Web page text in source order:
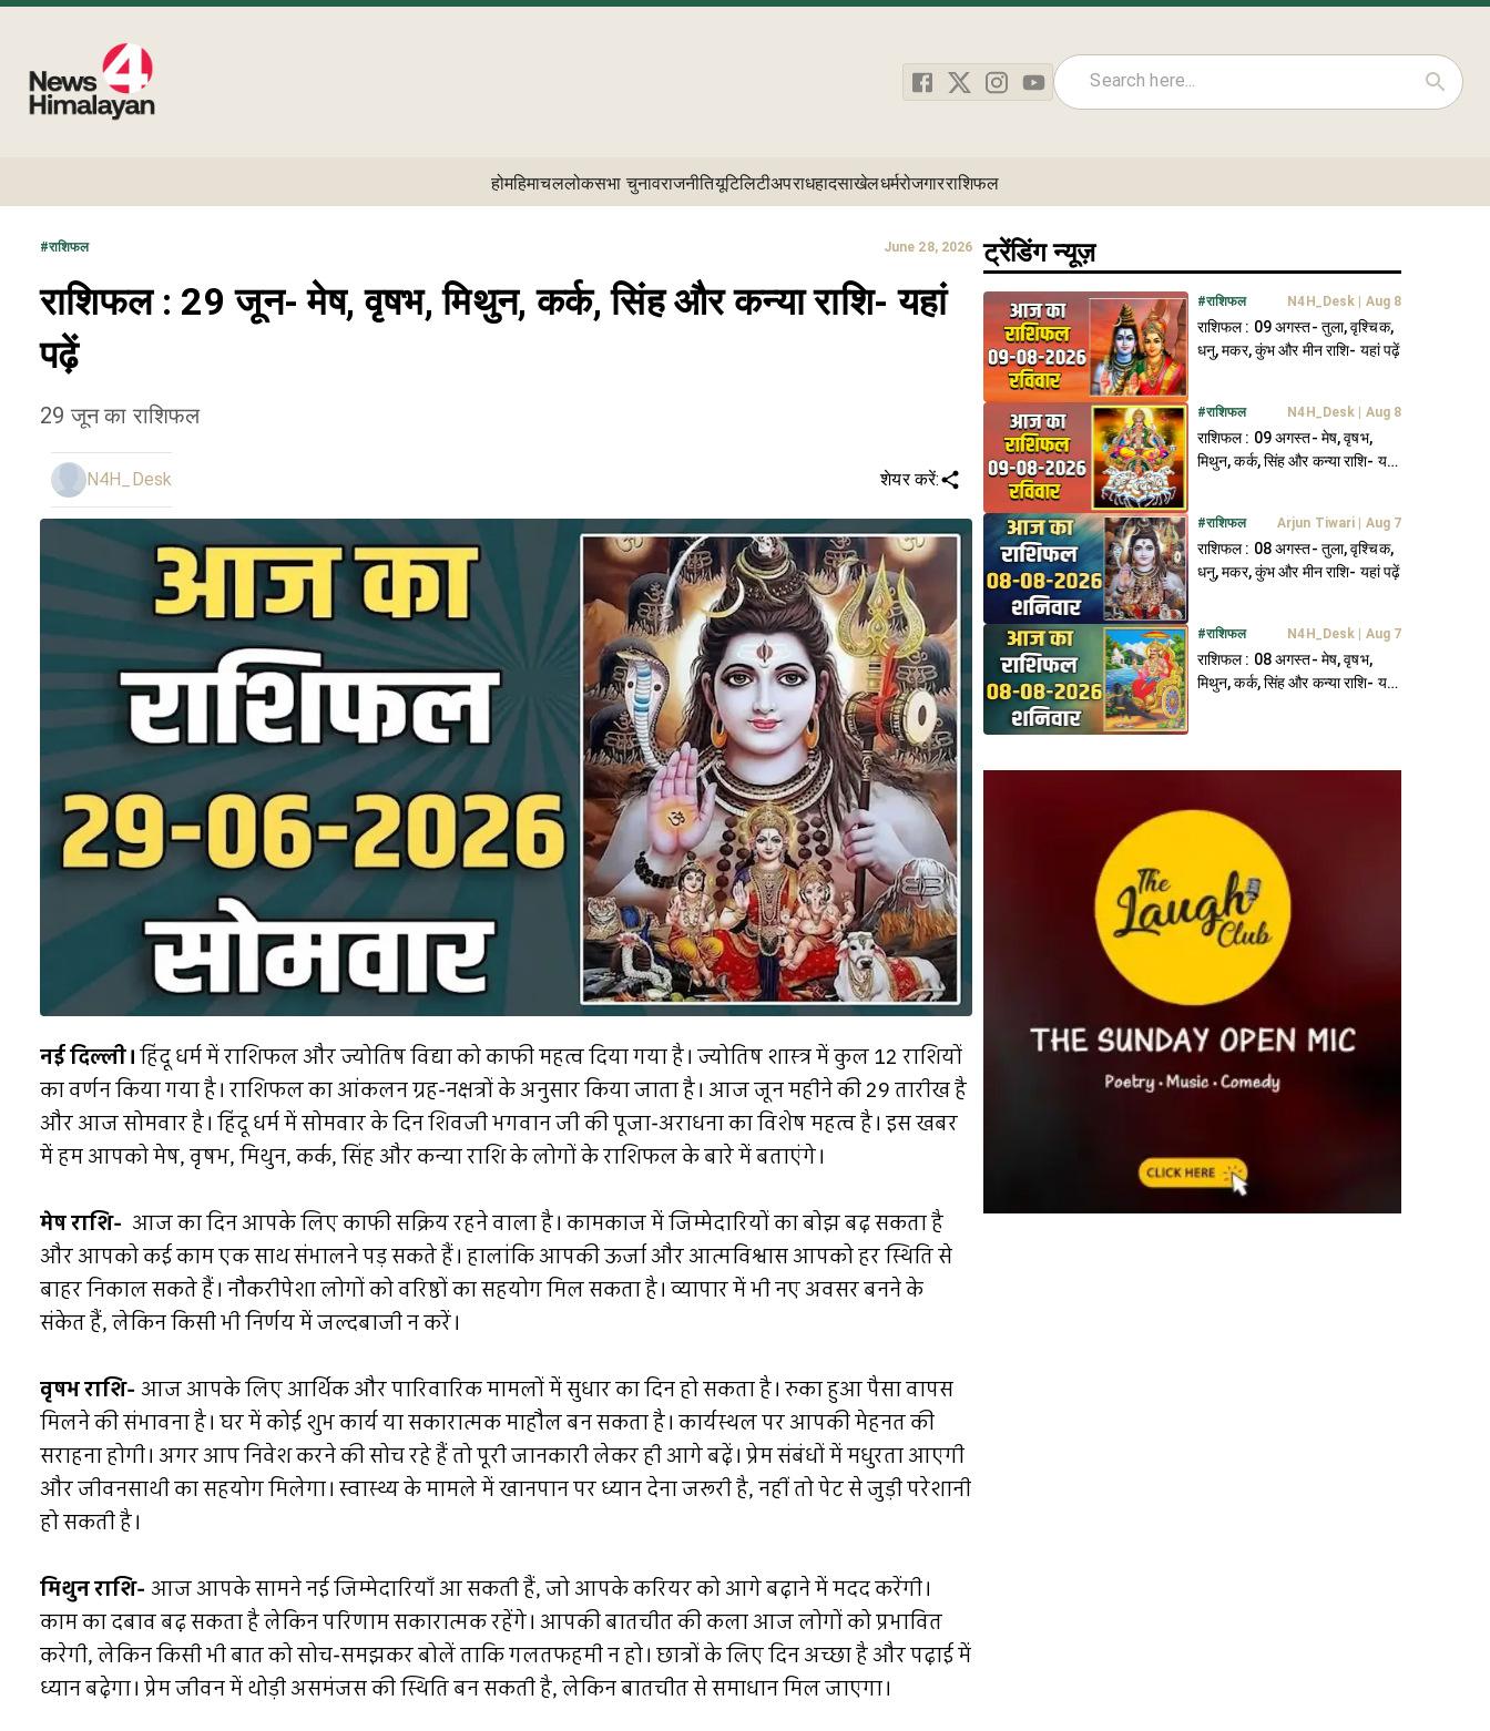
होमहिमाचललोकसभा चुनावराजनीतियूटिलिटीअपराधहादसाखेलधर्मरोजगारराशिफल
#राशिफल June 28, 2026
राशिफल : 29 जून- मेष, वृषभ, मिथुन, कर्क, सिंह और कन्या राशि- यहां
पढ़ें
29 जून का राशिफल
N4H_Desk शेयर करें:
नई दिल्ली।हिंदू धर्म में राशिफल और ज्योतिष विद्या को काफी महत्व दिया गया है। ज्योतिष शास्त्र में कुल 12 राशियों
का वर्णन किया गया है। राशिफल का आंकलन ग्रह-नक्षत्रों के अनुसार किया जाता है। आज जून महीने की 29 तारीख है
और आज सोमवार है। हिंदू धर्म में सोमवार के दिन शिवजी भगवान जी की पूजा-अराधना का विशेष महत्व है। इस खबर
में हम आपको मेष, वृषभ, मिथुन, कर्क, सिंह और कन्या राशि के लोगों के राशिफल के बारे में बताएंगे।
मेष राशि- आज का दिन आपके लिए काफी सक्रिय रहने वाला है। कामकाज में जिम्मेदारियों का बोझ बढ़ सकता है
और आपको कई काम एक साथ संभालने पड़ सकते हैं। हालांकि आपकी ऊर्जा और आत्मविश्वास आपको हर स्थिति से
बाहर निकाल सकते हैं। नौकरीपेशा लोगों को वरिष्ठों का सहयोग मिल सकता है। व्यापार में भी नए अवसर बनने के
संकेत हैं, लेकिन किसी भी निर्णय में जल्दबाजी न करें।
वृषभ राशि- आज आपके लिए आर्थिक और पारिवारिक मामलों में सुधार का दिन हो सकता है। रुका हुआ पैसा वापस
मिलने की संभावना है। घर में कोई शुभ कार्य या सकारात्मक माहौल बन सकता है। कार्यस्थल पर आपकी मेहनत की
सराहना होगी। अगर आप निवेश करने की सोच रहे हैं तो पूरी जानकारी लेकर ही आगे बढ़ें। प्रेम संबंधों में मधुरता आएगी
और जीवनसाथी का सहयोग मिलेगा। स्वास्थ्य के मामले में खानपान पर ध्यान देना जरूरी है, नहीं तो पेट से जुड़ी परेशानी
हो सकती है।
मिथुन राशि- आज आपके सामने नई जिम्मेदारियाँ आ सकती हैं, जो आपके करियर को आगे बढ़ाने में मदद करेंगी।
काम का दबाव बढ़ सकता है लेकिन परिणाम सकारात्मक रहेंगे। आपकी बातचीत की कला आज लोगों को प्रभावित
करेगी, लेकिन किसी भी बात को सोच-समझकर बोलें ताकि गलतफहमी न हो। छात्रों के लिए दिन अच्छा है और पढ़ाई में
ध्यान बढ़ेगा। प्रेम जीवन में थोड़ी असमंजस की स्थिति बन सकती है, लेकिन बातचीत से समाधान मिल जाएगा।
ट्रेंडिंग न्यूज़
#राशिफल N4H_Desk Aug 8
राशिफल : 09 अगस्त- तुला, वृश्चिक,
धनु, मकर, कुंभ और मीन राशि- यहां पढ़ें
#राशिफल N4H_Desk Aug 8
राशिफल : 09 अगस्त- मेष, वृषभ,
मिथुन, कर्क, सिंह और कन्या राशि- यहां
#राशिफल Arjun Tiwari Aug 7
राशिफल : 08 अगस्त- तुला, वृश्चिक,
धनु, मकर, कुंभ और मीन राशि- यहां पढ़ें
#राशिफल N4H_Desk Aug 7
राशिफल : 08 अगस्त- मेष, वृषभ,
मिथुन, कर्क, सिंह और कन्या राशि- यहां